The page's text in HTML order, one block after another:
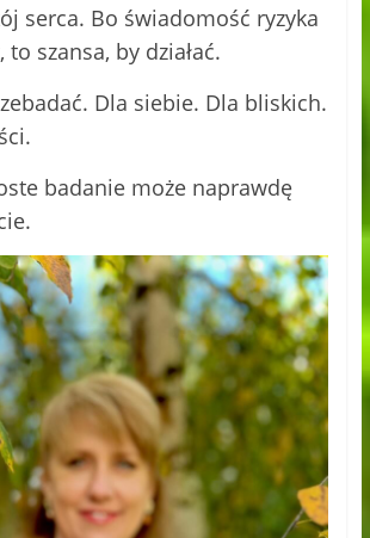
serca. Bo świadomość ryzyka
szansa, by działać.
Dla siebie. Dla bliskich.
badanie może naprawdę